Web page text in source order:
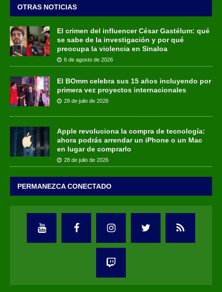
OTRAS NOTICIAS
El crimen del influencer César Gastélum: qué
se sabe de la investigación y por qué
preocupa la violencia en Sinaloa
6 de agosto de 2026
El BOmm celebra sus 15 años incluyendo por
primera vez proyectos internacionales
28 de julio de 2026
Apple revoluciona la compra de tecnología:
ahora podrás arrendar un iPhone o un Mac
en lugar de comprarlo
28 de julio de 2026
PERMANEZCA CONECTADO